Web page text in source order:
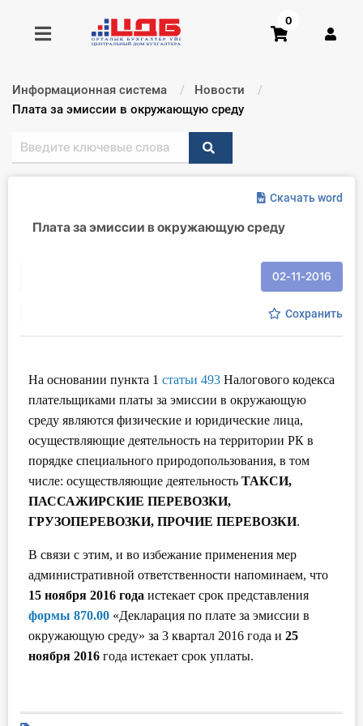
Получить консультацию
Купить доступ
Формы
Инструменты
Вебинары
Справочник бухгалтера
Участник ВЭД
Кадры. Труд. Зарплата.
Учет по отраслям
Юридический помощник
0
Информационная система
Новости
Текущий:
Плата за эмиссии в окружающую среду
Скачать word
Плата за эмиссии в окружающую среду
02-11-2016
Сохранить
На основании пункта 1 статьи 493 Налогового кодекса
плательщиками платы за эмиссии в окружающую
среду являются физические и юридические лица,
осуществляющие деятельность на территории РК в
порядке специального природопользования, в том
числе: осуществляющие деятельность ТАКСИ,
ПАССАЖИРСКИЕ ПЕРЕВОЗКИ,
ГРУЗОПЕРЕВОЗКИ, ПРОЧИЕ ПЕРЕВОЗКИ.
В связи с этим, и во избежание применения мер
административной ответственности напоминаем, что
15 ноября 2016 года истекает срок представления
формы 870.00 «Декларация по плате за эмиссии в
окружающую среду» за 3 квартал 2016 года и 25
ноября 2016 года истекает срок уплаты.